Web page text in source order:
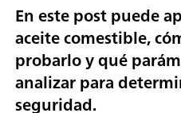
En este post puede
aceite comestible,
probarlo y qué
analizar para
seguridad.